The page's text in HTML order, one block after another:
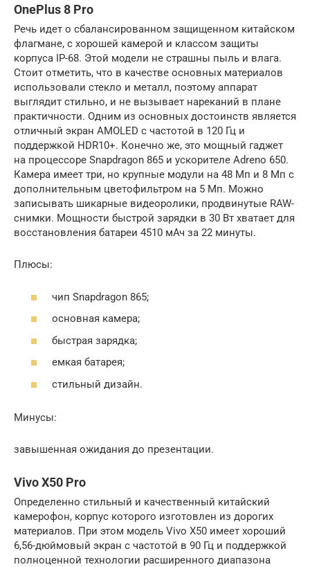
OnePlus 8 Pro
Речь идет о сбалансированном защищенном китайском
флагмане, с хорошей камерой и классом защиты
корпуса IP-68. Этой модели не страшны пыль и влага.
Стоит отметить, что в качестве основных материалов
использовали стекло и металл, поэтому аппарат
выглядит стильно, и не вызывает нареканий в плане
практичности. Одним из основных достоинств является
отличный экран AMOLED с частотой в 120 Гц и
поддержкой HDR10+. Конечно же, это мощный гаджет
на процессоре Snapdragon 865 и ускорителе Adreno 650.
Камера имеет три, но крупные модули на 48 Мп и 8 Мп с
дополнительным цветофильтром на 5 Мп. Можно
записывать шикарные видеоролики, продвинутые RAW-
снимки. Мощности быстрой зарядки в 30 Вт хватает для
восстановления батареи 4510 мАч за 22 минуты.
Плюсы:
чип Snapdragon 865;
основная камера;
быстрая зарядка;
емкая батарея;
стильный дизайн.
Минусы:
завышенная ожидания до презентации.
Vivo X50 Pro
Определенно стильный и качественный китайский
камерофон, корпус которого изготовлен из дорогих
материалов. При этом модель Vivo X50 имеет хороший
6,56-дюймовый экран с частотой в 90 Гц и поддержкой
полноценной технологии расширенного диапазона